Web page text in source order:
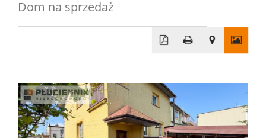
firmie
Oferty
Domy
Dom na sprzedaż